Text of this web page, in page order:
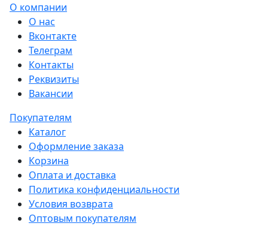
О компании
О нас
Вконтакте
Телеграм
Контакты
Реквизиты
Вакансии
Покупателям
Каталог
Оформление заказа
Корзина
Оплата и доставка
Политика конфиденциальности
Условия возврата
Оптовым покупателям